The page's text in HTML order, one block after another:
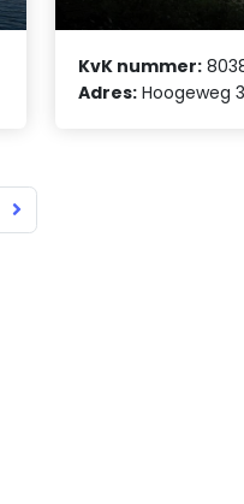
KvK nummer:
Adres: Hoogeweg